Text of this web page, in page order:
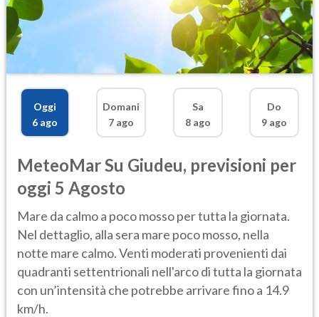
Oggi
6 ago
Domani
7 ago
Sa
8 ago
Do
9 ago
MeteoMarSu Giudeu, previsioni per
oggi 5 Agosto
Mare da calmo a poco mosso per tutta la giornata.
Nel dettaglio, alla sera mare poco mosso, nella
notte mare calmo. Venti moderati provenienti dai
quadranti settentrionali nell'arco di tutta la giornata
con un’intensità che potrebbe arrivare fino a 14.9
km/h.